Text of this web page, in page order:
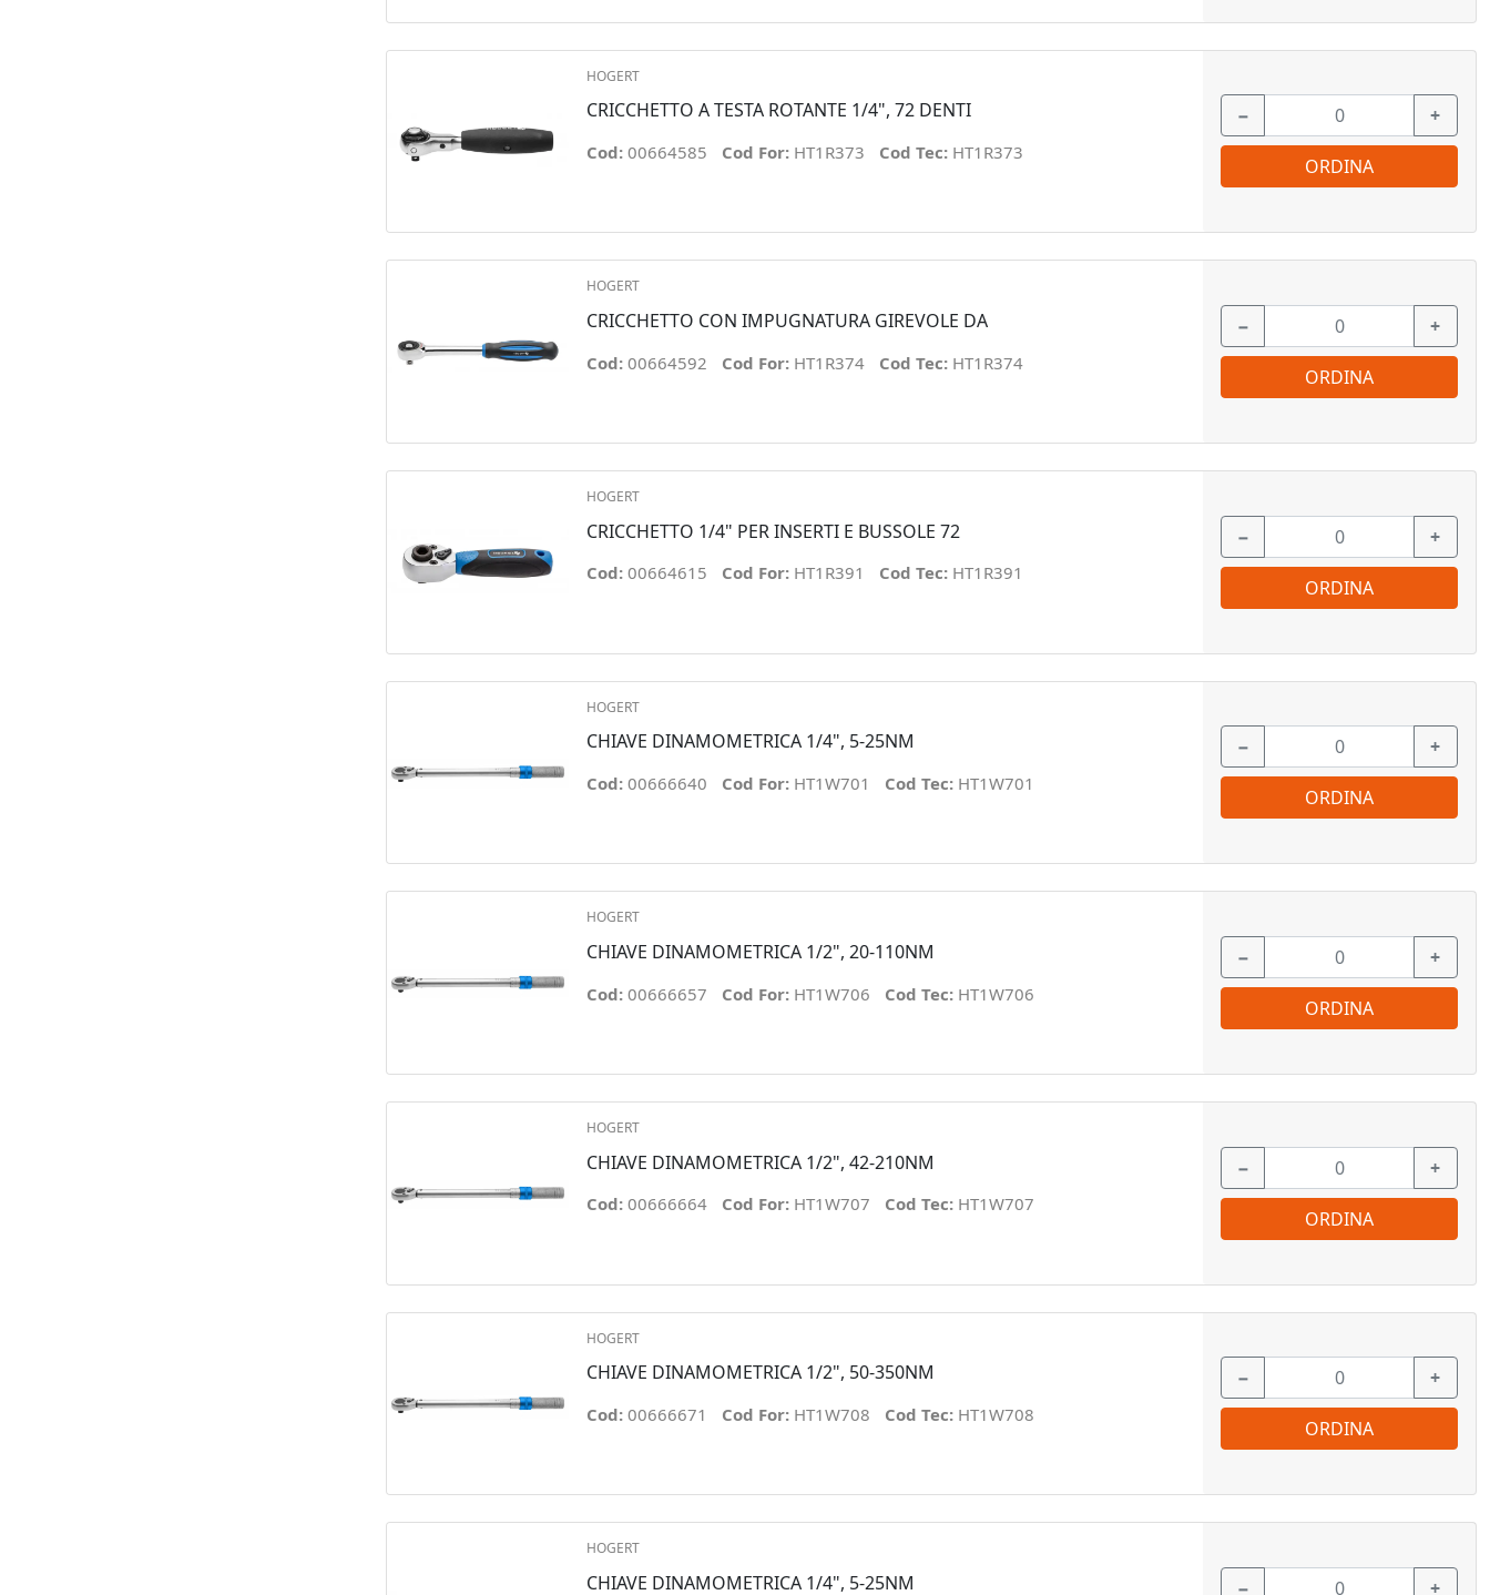
HOGERT
CRICCHETTO A TESTA ROTANTE 1/4", 72 DENTI
Cod: 00664585 Cod For: HT1R373 Cod Tec: HT1R373
− +
ORDINA
HOGERT
CRICCHETTO CON IMPUGNATURA GIREVOLE DA
Cod: 00664592 Cod For: HT1R374 Cod Tec: HT1R374
− +
ORDINA
HOGERT
CRICCHETTO 1/4" PER INSERTI E BUSSOLE 72
Cod: 00664615 Cod For: HT1R391 Cod Tec: HT1R391
− +
ORDINA
HOGERT
CHIAVE DINAMOMETRICA 1/4", 5-25NM
Cod: 00666640 Cod For: HT1W701 Cod Tec: HT1W701
− +
ORDINA
HOGERT
CHIAVE DINAMOMETRICA 1/2", 20-110NM
Cod: 00666657 Cod For: HT1W706 Cod Tec: HT1W706
− +
ORDINA
HOGERT
CHIAVE DINAMOMETRICA 1/2", 42-210NM
Cod: 00666664 Cod For: HT1W707 Cod Tec: HT1W707
− +
ORDINA
HOGERT
CHIAVE DINAMOMETRICA 1/2", 50-350NM
Cod: 00666671 Cod For: HT1W708 Cod Tec: HT1W708
− +
ORDINA
HOGERT
CHIAVE DINAMOMETRICA 1/4", 5-25NM − +